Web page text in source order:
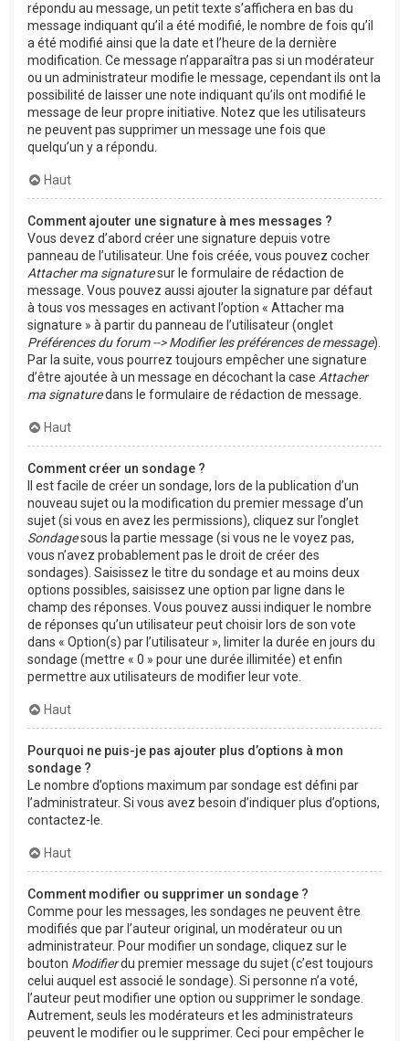
répondu au message, un petit texte s’affichera en bas du
message indiquant qu’il a été modifié, le nombre de fois qu’il
a été modifié ainsi que la date et l’heure de la dernière
modification. Ce message n’apparaîtra pas si un modérateur
ou un administrateur modifie le message, cependant ils ont la
possibilité de laisser une note indiquant qu’ils ont modifié le
message de leur propre initiative. Notez que les utilisateurs
ne peuvent pas supprimer un message une fois que
quelqu’un y a répondu.
Haut
Comment ajouter une signature à mes messages ?
Vous devez d’abord créer une signature depuis votre
panneau de l’utilisateur. Une fois créée, vous pouvez cocher
Attacher ma signaturesur le formulaire de rédaction de
message. Vous pouvez aussi ajouter la signature par défaut
à tous vos messages en activant l’option « Attacher ma
signature » à partir du panneau de l’utilisateur (onglet
Préférences du forum --> Modifier les préférences de message).
Par la suite, vous pourrez toujours empêcher une signature
d’être ajoutée à un message en décochant la case Attacher
ma signaturedans le formulaire de rédaction de message.
Haut
Comment créer un sondage ?
Il est facile de créer un sondage, lors de la publication d’un
nouveau sujet ou la modification du premier message d’un
sujet (si vous en avez les permissions), cliquez sur l’onglet
Sondagesous la partie message (si vous ne le voyez pas,
vous n’avez probablement pas le droit de créer des
sondages). Saisissez le titre du sondage et au moins deux
options possibles, saisissez une option par ligne dans le
champ des réponses. Vous pouvez aussi indiquer le nombre
de réponses qu’un utilisateur peut choisir lors de son vote
dans « Option(s) par l’utilisateur », limiter la durée en jours du
sondage (mettre « 0 » pour une durée illimitée) et enfin
permettre aux utilisateurs de modifier leur vote.
Haut
Pourquoi ne puis-je pas ajouter plus d’options à mon
sondage ?
Le nombre d’options maximum par sondage est défini par
l’administrateur. Si vous avez besoin d’indiquer plus d’options,
contactez-le.
Haut
Comment modifier ou supprimer un sondage ?
Comme pour les messages, les sondages ne peuvent être
modifiés que par l’auteur original, un modérateur ou un
administrateur. Pour modifier un sondage, cliquez sur le
bouton Modifierdu premier message du sujet (c’est toujours
celui auquel est associé le sondage). Si personne n’a voté,
l’auteur peut modifier une option ou supprimer le sondage.
Autrement, seuls les modérateurs et les administrateurs
peuvent le modifier ou le supprimer. Ceci pour empêcher le